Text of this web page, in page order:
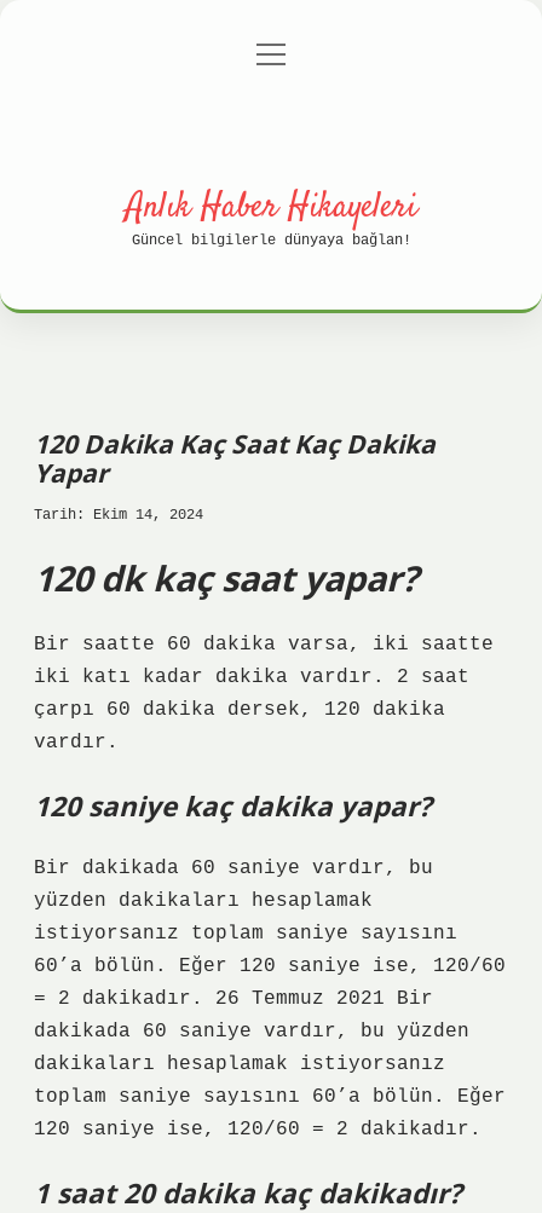
Gizlilik Politikası
menüyü
Anlık Haber Hikayeleri
Güncel bilgilerle dünyaya bağlan!
120 Dakika Kaç Saat Kaç Dakika
Yapar
Tarih: Ekim 14, 2024
120 dk kaç saat yapar?
Bir saatte 60 dakika varsa, iki saatte
iki katı kadar dakika vardır. 2 saat
çarpı 60 dakika dersek, 120 dakika
vardır.
120 saniye kaç dakika yapar?
Bir dakikada 60 saniye vardır, bu
yüzden dakikaları hesaplamak
istiyorsanız toplam saniye sayısını
60’a bölün. Eğer 120 saniye ise, 120/60
= 2 dakikadır. 26 Temmuz 2021 Bir
dakikada 60 saniye vardır, bu yüzden
dakikaları hesaplamak istiyorsanız
toplam saniye sayısını 60’a bölün. Eğer
120 saniye ise, 120/60 = 2 dakikadır.
1 saat 20 dakika kaç dakikadır?